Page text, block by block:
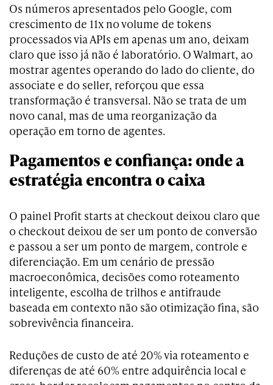
Os números apresentados pelo Google, com
crescimento de 11x no volume de tokens
processados via APIs em apenas um ano, deixam
claro que isso já não é laboratório. O Walmart, ao
mostrar agentes operando do lado do cliente, do
associate e do seller, reforçou que essa
transformação é transversal. Não se trata de um
novo canal, mas de uma reorganização da
operação em torno de agentes.
Pagamentos e confiança: onde a
estratégia encontra o caixa
O painel Profit starts at checkout deixou claro que
o checkout deixou de ser um ponto de conversão
e passou a ser um ponto de margem, controle e
diferenciação. Em um cenário de pressão
macroeconômica, decisões como roteamento
inteligente, escolha de trilhos e antifraude
baseada em contexto não são otimização fina, são
sobrevivência financeira.
Reduções de custo de até 20% via roteamento e
diferenças de até 60% entre adquirência local e